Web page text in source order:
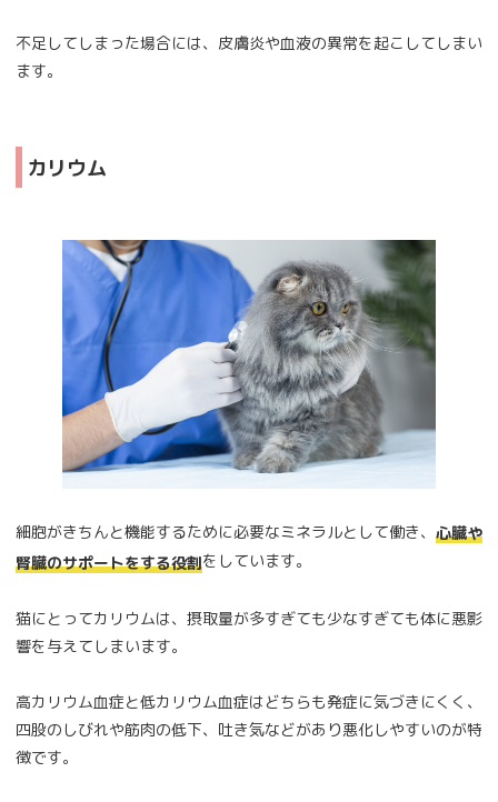
不足してしまった場合には、皮膚炎や血液の異常を起こしてしまい
ます。
カリウム
細胞がきちんと機能するために必要なミネラルとして働き、 心臓や
腎臓のサポートをする役割をしています。
猫にとってカリウムは、摂取量が多すぎても少なすぎても体に悪影
響を与えてしまいます。
高カリウム血症と低カリウム血症はどちらも発症に気づきにくく、
四股のしびれや筋肉の低下、吐き気などがあり悪化しやすいのが特
徴です。